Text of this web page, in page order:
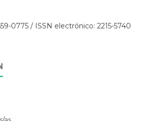
0775 / ISSN electrónico: 2215-5740
as